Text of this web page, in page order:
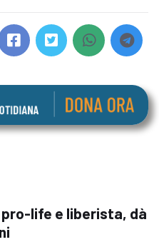
life e liberista, dà